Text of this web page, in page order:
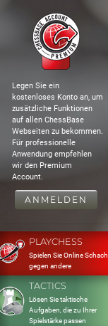
Legen Sie ein
kostenloses Konto an, um
zusätzliche Funktionen
auf allen ChessBase
Webseiten zu bekommen.
Für professionelle
Anwendung empfehlen
wir den Premium
Account.
ANMELDEN
PLAYCHESS
Spielen Sie Online Schach
gegen andere
TACTICS
Lösen Sie taktische
Aufgaben, die zu Ihrer
Spielstärke passen